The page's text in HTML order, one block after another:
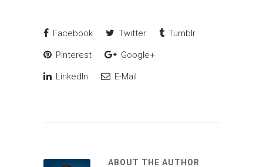
Facebook Twitter Tumblr
Pinterest Google+
LinkedIn E-Mail
ABOUT THE AUTHOR